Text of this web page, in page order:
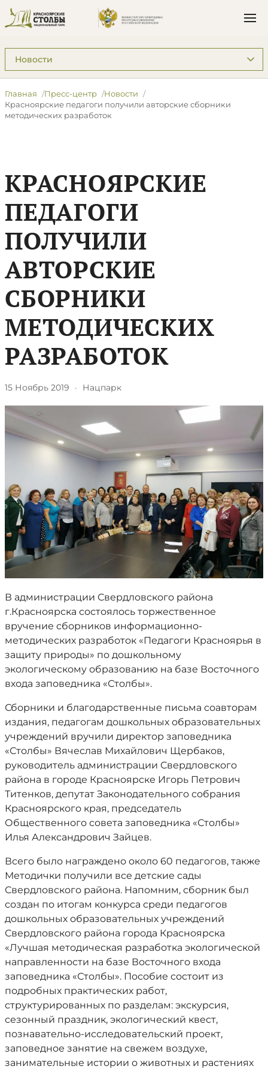
Подразделы: Пресс-центр
Главная Пресс-центр
Новости
​Красноярские педагоги получили авторские сборники
методических разработок
​КРАСНОЯРСКИЕ
ПЕДАГОГИ
ПОЛУЧИЛИ
АВТОРСКИЕ
СБОРНИКИ
МЕТОДИЧЕСКИХ
РАЗРАБОТОК
15 Ноябрь 2019 · Нацпарк
В администрации Свердловского района
г.Красноярска состоялось торжественное
вручение сборников информационно-
методических разработок «Педагоги Красноярья в
защиту природы» по дошкольному
экологическому образованию на базе Восточного
входа заповедника «Столбы».
Сборники и благодарственные письма соавторам
издания, педагогам дошкольных образовательных
учреждений вручили директор заповедника
«Столбы» Вячеслав Михайлович Щербаков,
руководитель администрации Свердловского
района в городе Красноярске Игорь Петрович
Титенков, депутат Законодательного собрания
Красноярского края, председатель
Общественного совета заповедника «Столбы»
Илья Александрович Зайцев.
Всего было награждено около 60 педагогов, также
Методички получили все детские сады
Свердловского района. Напомним, сборник был
создан по итогам конкурса среди педагогов
дошкольных образовательных учреждений
Свердловского района города Красноярска
«Лучшая методическая разработка экологической
направленности на базе Восточного входа
заповедника «Столбы». Пособие состоит из
подробных практических работ,
структурированных по разделам: экскурсия,
сезонный праздник, экологический квест,
познавательно-исследовательский проект,
заповедное занятие на свежем воздухе,
занимательные истории о животных и растениях